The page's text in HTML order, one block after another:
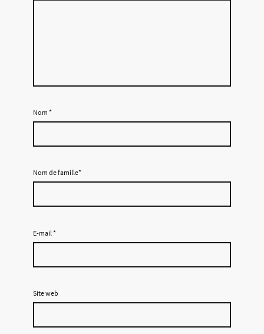
Nom *
Nom de famille*
E-mail *
Site web